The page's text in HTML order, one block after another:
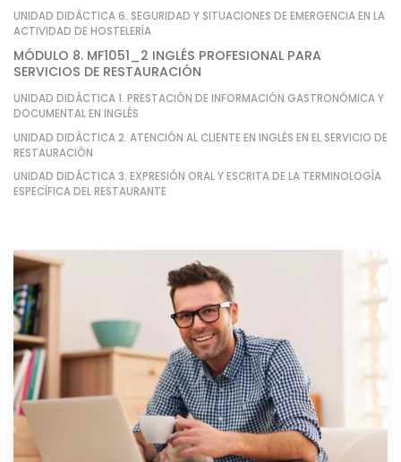
UNIDAD DIDÁCTICA 6. SEGURIDAD Y SITUACIONES DE EMERGENCIA EN LA
ACTIVIDAD DE HOSTELERÍA
MÓDULO 8. MF1051_2 INGLÉS PROFESIONAL PARA
SERVICIOS DE RESTAURACIÓN
UNIDAD DIDÁCTICA 1. PRESTACIÓN DE INFORMACIÓN GASTRONÓMICA Y
DOCUMENTAL EN INGLÉS
UNIDAD DIDÁCTICA 2. ATENCIÓN AL CLIENTE EN INGLÉS EN EL SERVICIO DE
RESTAURACIÓN
UNIDAD DIDÁCTICA 3. EXPRESIÓN ORAL Y ESCRITA DE LA TERMINOLOGÍA
ESPECÍFICA DEL RESTAURANTE